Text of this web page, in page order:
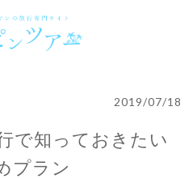
で知っておきたい
プラン
2019/07/18